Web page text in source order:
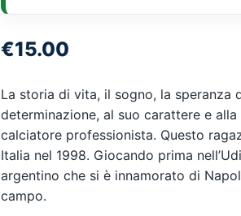
€15.00
La storia di vita, il sogno, la speranza
determinazione, al suo carattere e
calciatore professionista. Questo
Italia nel 1998. Giocando prima
argentino che si è innamorato di
campo.